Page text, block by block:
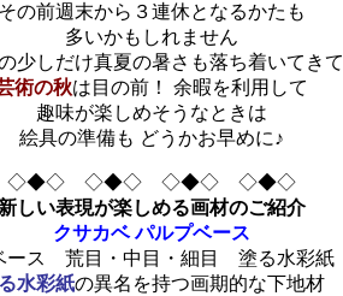
その前週末から３連休となるかたも
多いかもしれません
少しだけ真夏の暑さも落ち着いてきて
術の秋は目の前！ 余暇を利用して
趣味が楽しめそうなときは
絵具の準備も どうかお早めに♪
◇◆◇ ◇◆◇ ◇◆◇ ◇◆◇
新しい表現が楽しめる画材のご紹介
クサカベ パルプベース
水彩紙の異名を持つ画期的な下地材